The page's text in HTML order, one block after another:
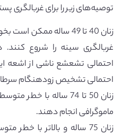
توصیه‌های زیر را برای غربالگری
غربالگری سینه را شروع
احتمالی تشعشع ناشی از اشعه
احتمالی تشخیص زودهنگام
ماموگرافی انجام دهند.
زنان 75 ساله و بالاتر با